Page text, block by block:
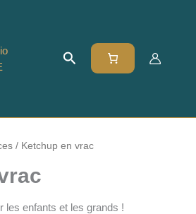
Rechercher
/ Ketchup en vrac
les enfants et les grands !